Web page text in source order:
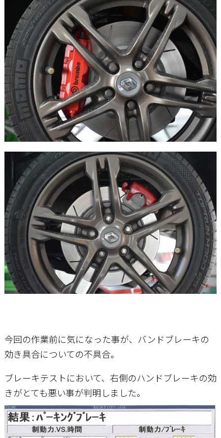
今回の作業前に気になった事が、バンドブレーキの
効き具合についての不具合。
ブレーキテストにおいて、右側のハンドブレーキの効
きがとても悪い事が判明しました。